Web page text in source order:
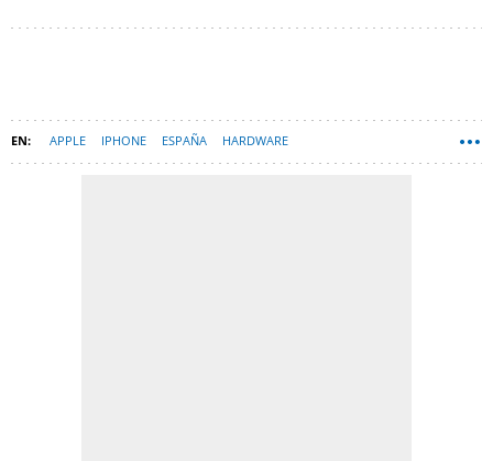
APPLE IPHONE ESPAÑA HARDWARE